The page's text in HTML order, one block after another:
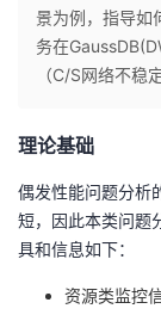
个
人
主
页
我
的
开
发
景为例，指导如
务在
（C/S网络不稳
理论基础
偶发性能问题分析
短，因此本类问题
具和信息如下：
资源类监控信